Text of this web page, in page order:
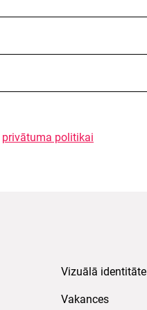
privātuma politikai
Vizuālā identitāte
Vakances